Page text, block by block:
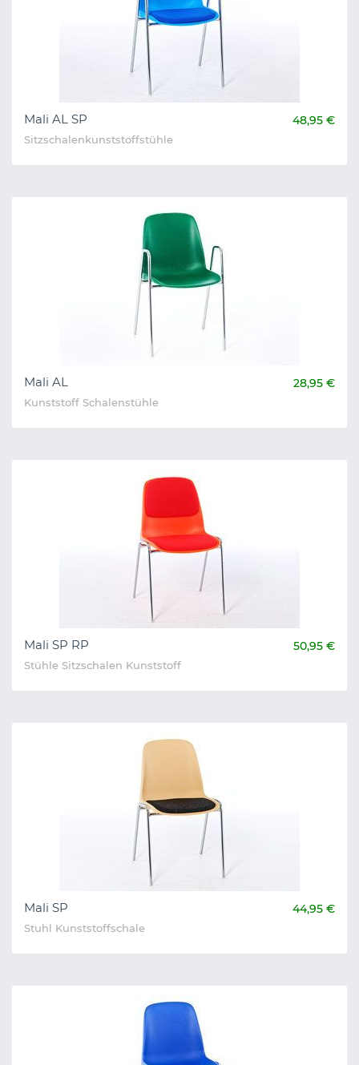
Mali AL SP 48,95 €
Sitzschalenkunststoffstühle
Mali AL 28,95 €
Kunststoff Schalenstühle
Mali SP RP 50,95 €
Stühle Sitzschalen Kunststoff
Mali SP 44,95 €
Stuhl Kunststoffschale